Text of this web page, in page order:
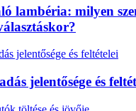
lambéria: milyen
jelentősége és